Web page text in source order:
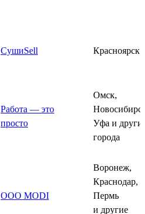
СушиSell Красноярск
Работа — это
просто
Омск,
Уфа и
города
ООО MODI
Воронеж,
Краснодар,
Пермь
и другие